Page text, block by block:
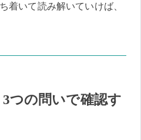
着いて読み解いていけば、
つの問いで確認す